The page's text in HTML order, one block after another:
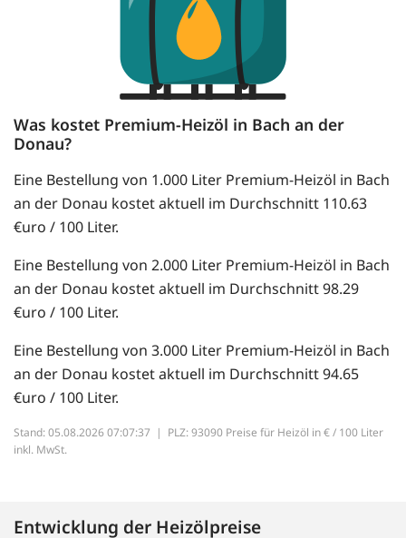
Was kostet Premium-Heizöl in Bach an der
Donau?
Eine Bestellung von 1.000 Liter Premium-Heizöl in Bach
an der Donau kostet aktuell im Durchschnitt 110.63
€uro / 100 Liter.
Eine Bestellung von 2.000 Liter Premium-Heizöl in Bach
an der Donau kostet aktuell im Durchschnitt 98.29
€uro / 100 Liter.
Eine Bestellung von 3.000 Liter Premium-Heizöl in Bach
an der Donau kostet aktuell im Durchschnitt 94.65
€uro / 100 Liter.
Stand: 05.08.2026 07:07:37 | PLZ: 93090 Preise für Heizöl in € / 100 Liter
inkl. MwSt.
Entwicklung der Heizölpreise